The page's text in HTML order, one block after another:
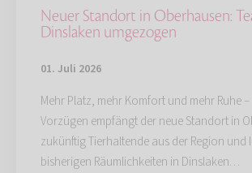
Neuer Standort in Oberhausen:
Dinslaken umgezogen
01. Juli 2026
Mehr Platz, mehr Komfort und mehr Ruhe
Vorzügen empfängt der neue Standort in
zukünftig Tierhaltende aus der Region und
bisherigen Räumlichkeiten in Dinslaken…